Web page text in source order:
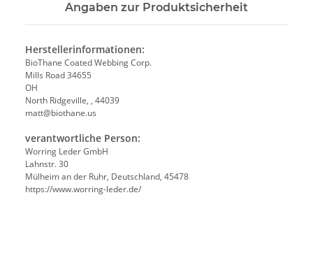
Angaben zur Produktsicherheit
Herstellerinformationen:
BioThane Coated Webbing Corp.
Mills Road 34655
OH
North Ridgeville, , 44039
matt@biothane.us
verantwortliche Person:
Worring Leder GmbH
Lahnstr. 30
Mülheim an der Ruhr, Deutschland, 45478
https://www.worring-leder.de/